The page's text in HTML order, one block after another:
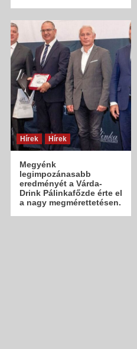
Hírek Hírek
Megyénk
legimpozánasabb
eredményét a Várda-
Drink Pálinkafőzde érte el
a nagy megmérettetésen.